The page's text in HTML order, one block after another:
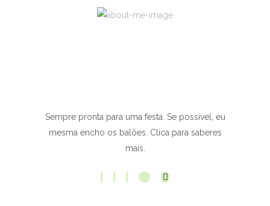
Sempre pronta para uma festa. Se possível, eu
mesma encho os balões. Clica para saberes
mais.